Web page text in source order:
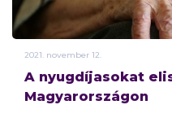
2021. november 12.
A nyugdíjasokat
Magyarországon